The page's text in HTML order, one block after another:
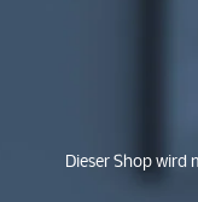
Dieser Shop wird